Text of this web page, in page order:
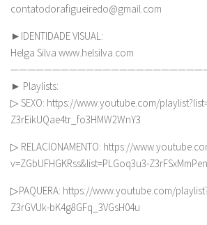
contatodorafigueiredo@gmail.com
►IDENTIDADE VISUAL:
Helga Silva www.helsilva.com
► Playlists:
▷ SEXO: https://www.youtube.com/
Z3rEikUQae4tr_fo3HMW2WnY3
▷ RELACIONAMENTO: https://
v=ZGbUFHGKRss&list=PLGoq3u3-
▷PAQUERA: https://www.youtube.com/
Z3rGVUk-bK4g8GFq_3VGsH04u